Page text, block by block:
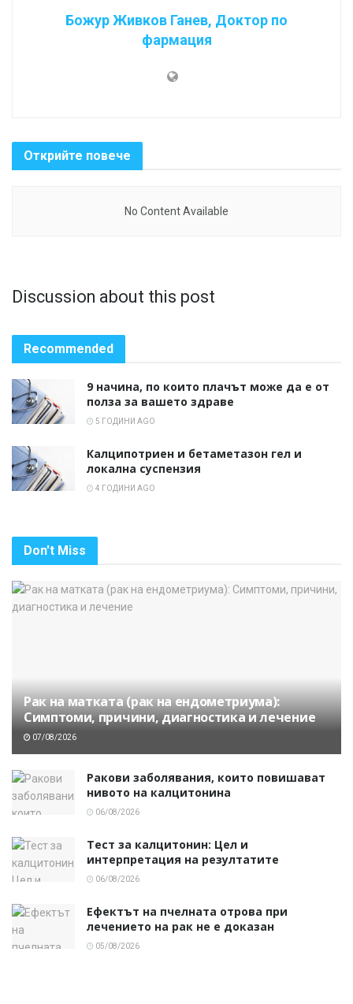
Божур Живков Ганев, Доктор по
фармация
Открийте повече
No Content Available
Discussion about this post
Recommended
9 начина, по които плачът може да е от
полза за вашето здраве
5 ГОДИНИ AGO
Калципотриен и бетаметазон гел и
локална суспензия
4 ГОДИНИ AGO
Don't Miss
Рак на матката (рак на ендометриума):
Симптоми, причини, диагностика и лечение
07/08/2026
Ракови заболявания, които повишават
нивото на калцитонина
06/08/2026
Тест за калцитонин: Цел и
интерпретация на резултатите
06/08/2026
Ефектът на пчелната отрова при
лечението на рак не е доказан
05/08/2026